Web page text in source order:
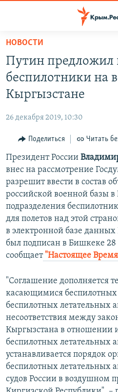
Вернуться
основному
содержанию
Вернутся
главной
навигации
Вернутся
поиску
СПЕЦПРОЕКТЫ
11 ЛЕТ ОККУПАЦИИ КРЫМА. 11
ВОДА
ЕЩЕ
ИНТЕРАКТИВ
ИНФОГРАФИКА
ТЕЛЕПРОЕКТ КРЫМ.РЕАЛИИ
СОВЕТЫ ПРАВОЗАЩИТНИКОВ
ПРОПАВШИЕ БЕЗ ВЕСТИ
ПОБЕДИТЕЛЕЙ НЕ СУДЯТ?
КРЫМ.НЕПОКОРЕННЫЙ
УКРАИНСКАЯ ПРОБЛЕМА КРЫМА
РАДІО СВОБОДА
КАК ОБОЙТИ БЛОКИРОВКУ
Українською
ПРИСОЕДИНЯЙТЕСЬ!
Все сайты RFE/RL
НОВОСТИ
Путин предложил
беспилотники на
Кыргызстане
26 декабря 2019, 10:30
Поделиться Читать
Президент России
внес на рассмотрение
разрешит ввести в состав
российской военной базы
подразделения
для полетов над этой
в электронной базе
был подписан в Бишкеке 28
сообщает"Настоящее
"Соглашение дополняется
касающимися
беспилотных летательных
несоответствия между
Кыргызстана в отношении
беспилотных летательных
устанавливается порядок
беспилотных летательных
судов России в воздушном